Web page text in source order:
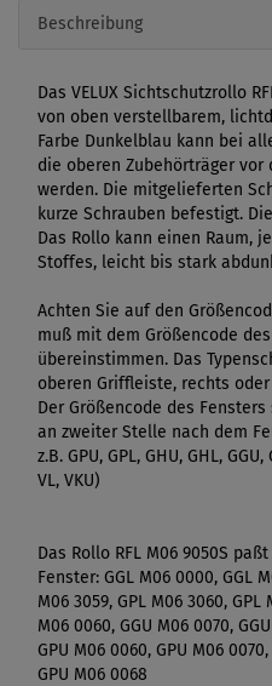
Beschreibung
Das VELUX Sichtschutzrollo
von oben verstellbarem,
Farbe Dunkelblau kann bei
die oberen Zubehörträger
werden. Die mitgelieferten
kurze Schrauben befestigt.
Das Rollo kann einen Raum,
Stoffes, leicht bis stark
Achten Sie auf den
muß mit dem Größencode
übereinstimmen. Das
oberen Griffleiste, rechts
Der Größencode des
an zweiter Stelle nach dem
z.B. GPU, GPL, GHU, GHL, GGU,
VL, VKU)
Das Rollo RFL M06 9050S
Fenster: GGL M06 0000, GGL
M06 3059, GPL M06 3060, GPL
M06 0060, GGU M06 0070,
GPU M06 0060, GPU M06
GPU M06 0068